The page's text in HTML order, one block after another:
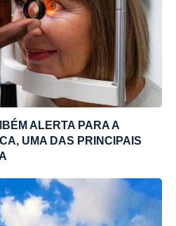
ALERTA PARA A
UMA DAS PRINCIPAIS